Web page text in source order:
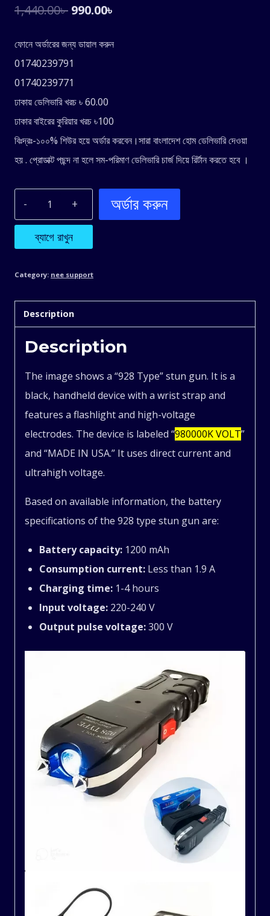
1,440.00৳ Original
was:
1,440.00৳ .
990.00৳
ফোনে অর্ডারের জন্য ডায়াল করুন
01740239791
01740239771
ঢাকায় ডেলিভারি খরচ ৳ 60.00
ঢাকার বাইরের কুরিয়ার খরচ ৳100
বিঃদ্রঃ-১০০% শিউর হয়ে অর্ডার করবেন।সারা বাংলাদেশ হোম ডেলিভারি দেওয়া
হয় . প্রোডাক্ট পছন্দ না হলে সম-পরিমাণ ডেলিভারি চার্জ দিয়ে রির্টান করতে হবে ।
Super-
Hi
Self
Protector
Flashlight
ব্যাগে রাখুন
অর্ডার করুন
Category: nee support
Description
Description
The image shows a “928 Type” stun gun. It is a
black, handheld device with a wrist strap and
features a flashlight and high-voltage
electrodes. The device is labeled “980000K VOLT”
and “MADE IN USA.” It uses direct current and
ultrahigh voltage.
Based on available information, the battery
specifications of the 928 type stun gun are:
Battery capacity: 1200 mAh
Consumption current: Less than 1.9 A
Charging time: 1-4 hours
Input voltage: 220-240 V
Output pulse voltage:300 V